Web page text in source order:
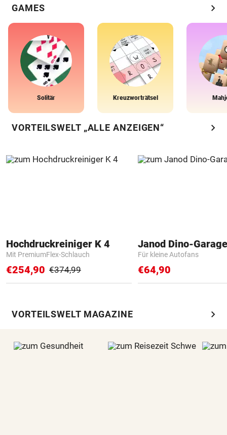
GAMES chevron_right
Solitär Kreuzworträtsel
VORTEILSWELT „ALLE ANZEIGEN“ chevron_right
Hochdruckreiniger K 4
Mit PremiumFlex-Schlauch
€254,90 €374,99
Janod Dino-Garage
Für kleine Autofans
€64,90
VORTEILSWELT MAGAZINE chevron_right